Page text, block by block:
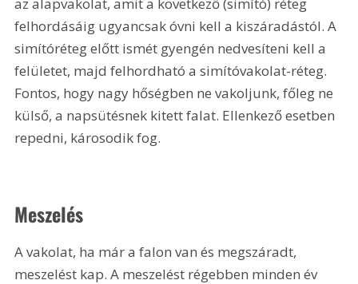
felhordásáig ugyancsak óvni kell a kiszáradástól. A
simítóréteg előtt ismét gyengén nedvesíteni kell a
felületet, majd felhordható a simítóvakolat-réteg.
Fontos, hogy nagy hőségben ne vakoljunk, főleg ne
külső, a napsütésnek kitett falat. Ellenkező esetben
repedni, károsodik fog.
Meszelés
A vakolat, ha már a falon van és megszáradt,
meszelést kap. A meszelést régebben minden év